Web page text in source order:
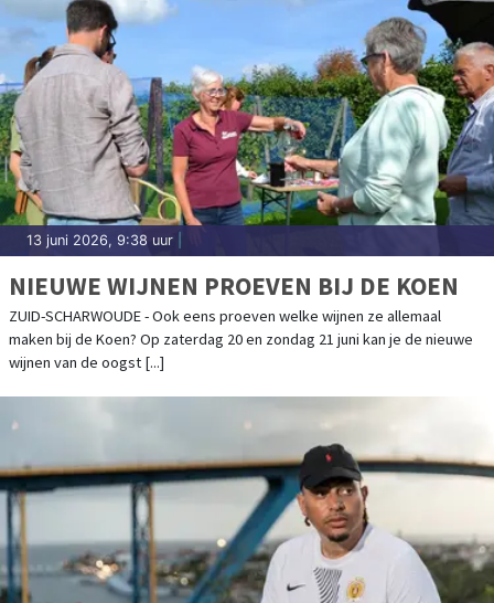
13 juni 2026, 9:38 uur
NIEUWE WIJNEN PROEVEN BIJ DE KOEN
ZUID-SCHARWOUDE - Ook eens proeven welke wijnen ze allemaal
maken bij de Koen? Op zaterdag 20 en zondag 21 juni kan je de nieuwe
wijnen van de oogst [...]